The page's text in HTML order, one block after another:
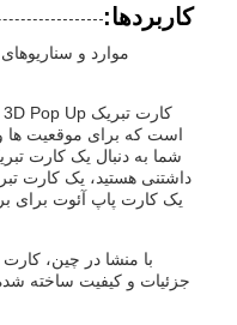
کاربردها:
است که برای موقعیت
شما به دنبال یک کارت
داشتنی هستید، یک کارت
یک کارت پاپ آئوت برای
جزئیات و کیفیت ساخته